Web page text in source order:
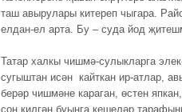
таш авырулары китереп чыгара.
елдан-ел арта. Бу – суда йод
Татар халкы чишмә-сулыкларга
сугыштан исән кайткан ир-атлар,
берәр чишмәне караган, өстен
соң килгән буынга кешеләр